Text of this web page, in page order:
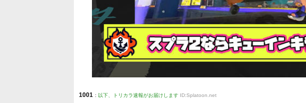
1001 : 以下、トリカラ速報がお届けします ID:Splatoon.net